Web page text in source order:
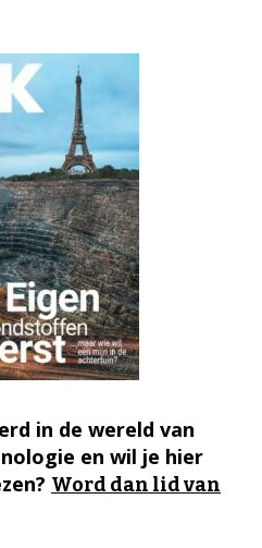
in de wereld van
en wil je hier
Word dan lid van